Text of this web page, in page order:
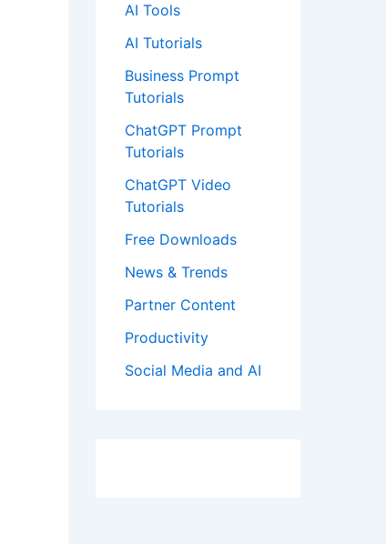
AI Tools
AI Tutorials
Business Prompt
Tutorials
ChatGPT Prompt
Tutorials
ChatGPT Video
Tutorials
Free Downloads
News & Trends
Partner Content
Productivity
Social Media and AI